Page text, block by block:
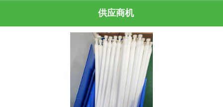
供应商机